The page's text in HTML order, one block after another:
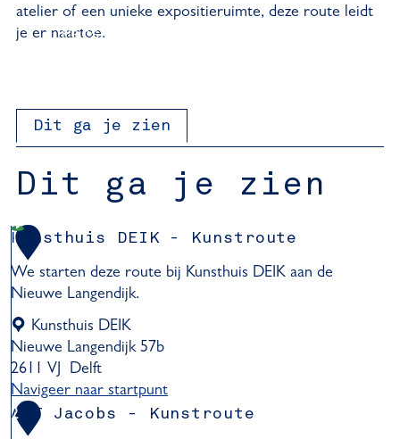
Pers
atelier of een unieke expositieruimte, deze route leidt
je er naartoe.
Dit ga je zien
Dit ga je zien
1Kunsthuis DEIK - Kunstroute
We starten deze route bij Kunsthuis DEIK aan de
Nieuwe Langendijk.
Kunsthuis DEIK
Nieuwe Langendijk 57b
2611 VJ
Delft
Navigeer naar startpunt
K
2
ART Jacobs - Kunstroute